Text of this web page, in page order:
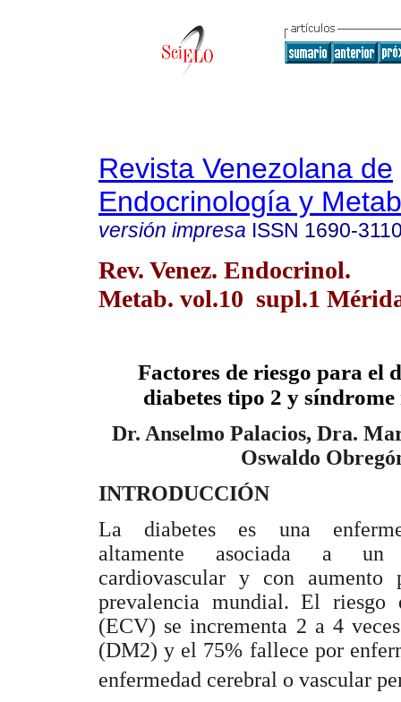
Revista Venezolana de
Endocrinología y
versión impresa ISSN 1690-
Rev. Venez. Endocrinol.
Metab. vol.10 supl.1
Factores de riesgo para el
diabetes tipo 2 y
Dr. Anselmo Palacios, Dra.
Oswaldo
INTRODUCCIÓN
La diabetes es una
altamente asociada a un
cardiovascular y con aumento
prevalencia mundial. El riesgo
(ECV) se incrementa 2 a 4
(DM2) y el 75% fallece por
enfermedad cerebral o vascular